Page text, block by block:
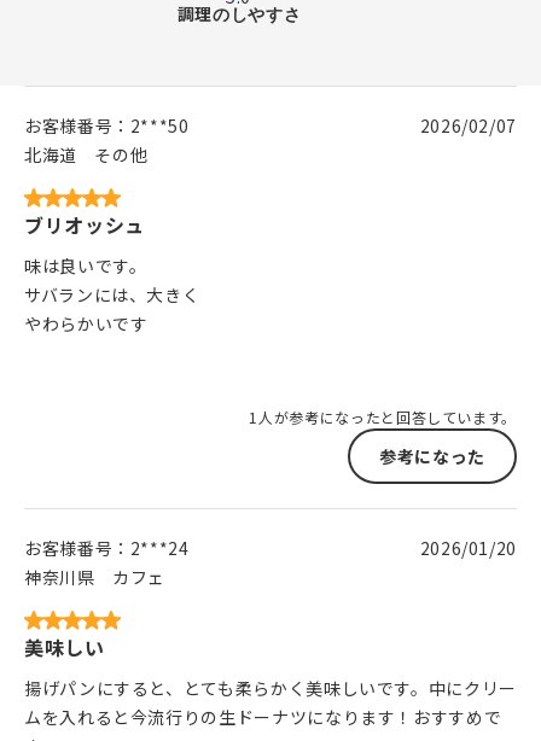
お客様番号： 2***50
北海道
その他
2026/02/07
ブリオッシュ
味は良いです。
サバランには、大きく
やわらかいです
1人が参考になったと回答しています。
参考になった
お客様番号： 2***24
神奈川県
カフェ
2026/01/20
美味しい
揚げパンにすると、とても柔らかく美味しいです。中にクリー
ムを入れると今流行りの生ドーナツになります！おすすめで